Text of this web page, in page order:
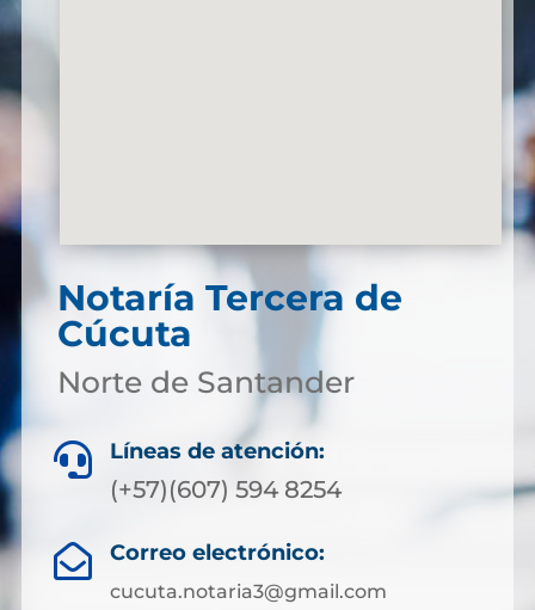
Notaría Tercera de
Cúcuta
Norte de Santander
 Líneas de atención:
(+57)(607) 594 8254
 Correo electrónico:
cucuta.notaria3@gmail.com